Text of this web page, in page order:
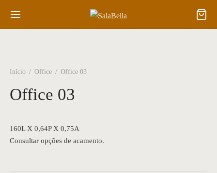
Início / Office / Office 03
Office 03
160L X 0,64P X 0,75A
Consultar opções de acamento.